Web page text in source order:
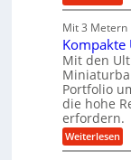
t
e
e
n
t
w
i
c
k
e
l
-
u
g
e
l
l
a
g
e
r
e
t
U
m
s
a
t
z
k
n
a
M
s
c
h
i
n
e
n
b
a
u
Mit 3 Metern
Kompakte
Mit den
Portfolio
die hohe
erfordern.
Weiterlesen:
K